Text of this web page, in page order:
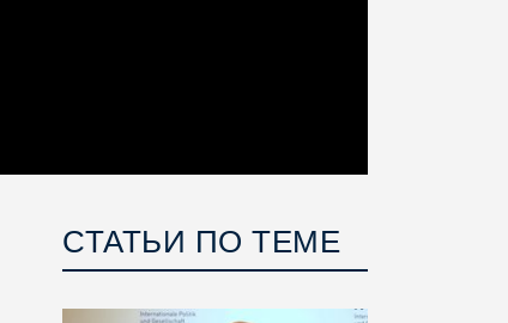
СТАТЬИ ПО ТЕМЕ